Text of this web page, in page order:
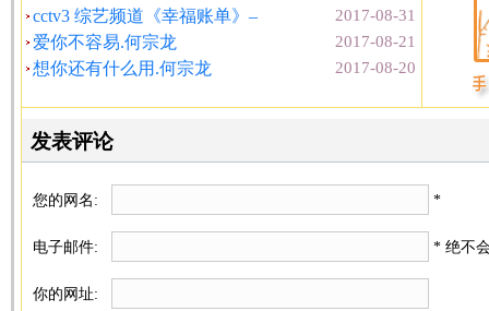
2017-08-31
cctv3 综艺频道《幸福账单》–
2017-08-21
爱你不容易.何宗龙
2017-08-20
想你还有什么用.何宗龙
发表评论
您的网名: *
电子邮件: * 绝不
你的网址: